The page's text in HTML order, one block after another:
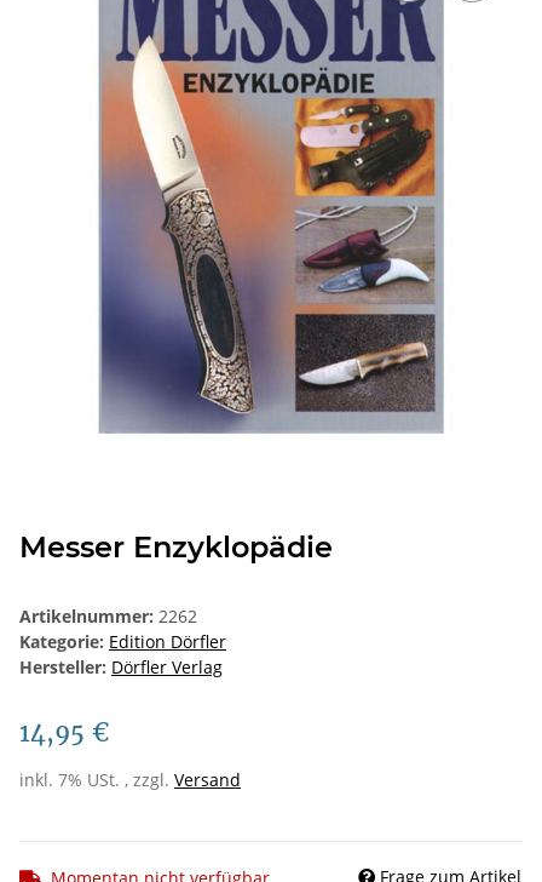
Messer Enzyklopädie
Artikelnummer: 2262
Kategorie: Edition Dörfler
Hersteller: Dörfler Verlag
14,95 €
inkl. 7% USt. , zzgl. Versand
Frage zum Artikel